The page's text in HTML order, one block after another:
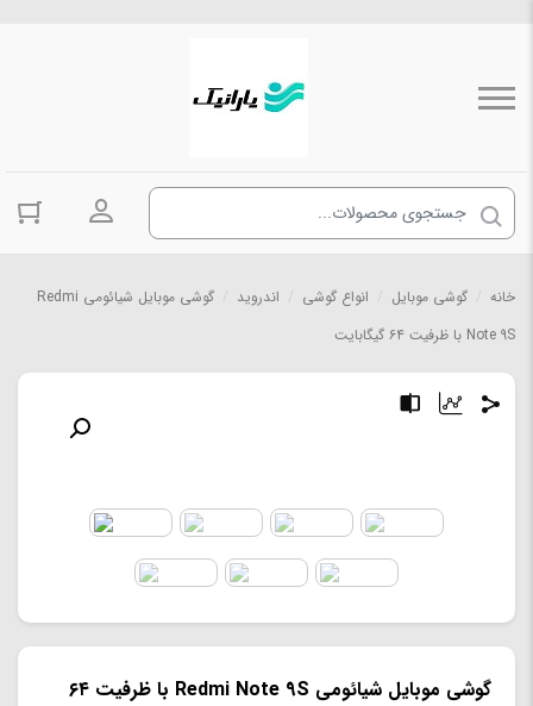
ورود به
خانه گوشی موبایل انواع گوشی اندروید
گوشی موبایل شیائومی Redmi
Note 9S با ظرفیت ۶۴ گیگابایت
گوشی موبایل شیائومی Redmi Note 9S با ظرفیت ۶۴